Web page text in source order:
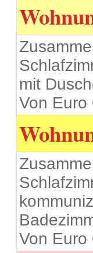
mit
Von Euro
Von Euro